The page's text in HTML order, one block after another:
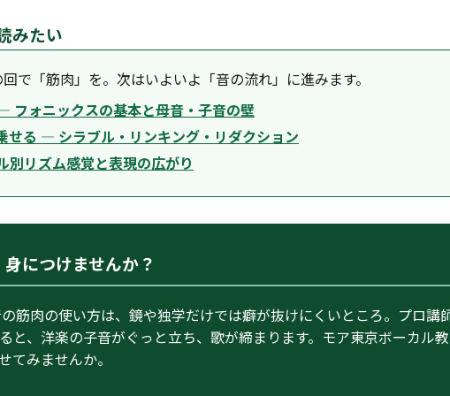
みたい
で「筋肉」を。次はいよいよ「音の流れ」に進みます。
フォニックスの基本と母音・子音の壁
せる ― シラブル・リンキング・リダクション
別リズム感覚と表現の広がり
につけませんか？
肉の使い方は、鏡や独学だけでは癖が抜けにくいところ。プロ講
と、洋楽の子音がぐっと立ち、歌が締まります。モア東京ボーカル教
てみませんか。